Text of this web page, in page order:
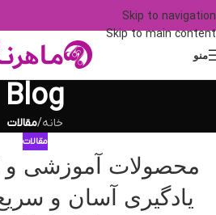
Skip to navigation
Skip to main content
منو
Blog
خانه/مقالات
مقالات
محصولات آموزشی
یادگیری آسان و